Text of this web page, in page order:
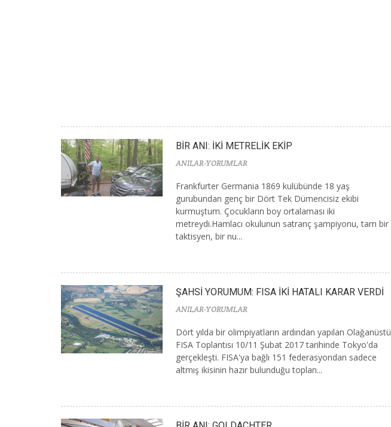
BİR ANI: İKİ METRELİK EKİP
ANILAR-YORUMLAR
Frankfurter Germania 1869 kulübünde 18 yaş
gurubundan genç bir Dört Tek Dümencisiz ekibi
kurmuştum. Çocukların boy ortalaması iki
metreydi.Hamlacı okulunun satranç şampiyonu, tam bir
taktisyen, bir nu...
ŞAHSİ YORUMUM: FISA İKİ HATALI KARAR VERDİ
ANILAR-YORUMLAR
Dört yılda bir olimpiyatların ardından yapılan Olağanüstü
FISA Toplantısı 10/11 Şubat 2017 tarihinde Tokyo'da
gerçekleşti. FISA'ya bağlı 151 federasyondan sadece
altmış ikisinin hazır bulunduğu toplan...